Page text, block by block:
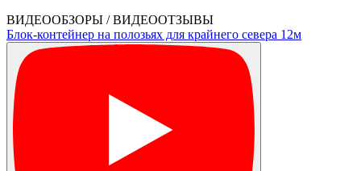
ВИДЕООБЗОРЫ / ВИДЕООТЗЫВЫ
Блок-контейнер на полозьях для крайнего севера 12м